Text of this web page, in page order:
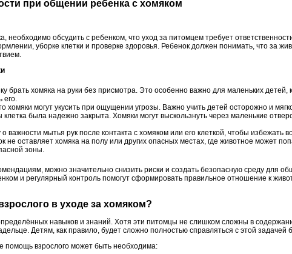
при общении ребенка с хомяком
необходимо обсудить с ребенком, что уход за питомцем требует
уборке клетки и проверке здоровья. Ребенок должен понимать, что за
брать хомяка на руки без присмотра. Это особенно важно для маленьких детей,
хомяки могут укусить при ощущении угрозы. Важно учить детей осторожно и
была надежно закрыта. Хомяки могут выскользнуть через маленькие
важности мытья рук после контакта с хомяком или его клеткой, чтобы избежать
не оставляет хомяка на полу или других опасных местах, где животное может
зоны.
можно значительно снизить риски и создать безопасную среду для
и регулярный контроль помогут сформировать правильное отношение к
в уходе за хомяком?
навыков и знаний. Хотя эти питомцы не слишком сложны в
Детям, как правило, будет сложно полностью справляться с этой задачей
помощь взрослого может быть необходима: